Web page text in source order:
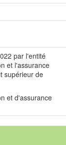
par l'entité
et l'assurance
supérieur de
et d'assurance